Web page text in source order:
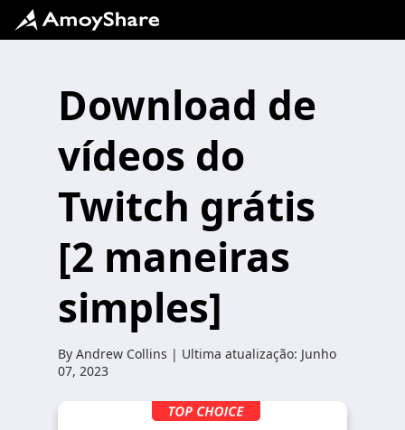
Download de
vídeos do
Twitch grátis
[2 maneiras
simples]
By Andrew Collins | Ultima atualização: Junho
07, 2023